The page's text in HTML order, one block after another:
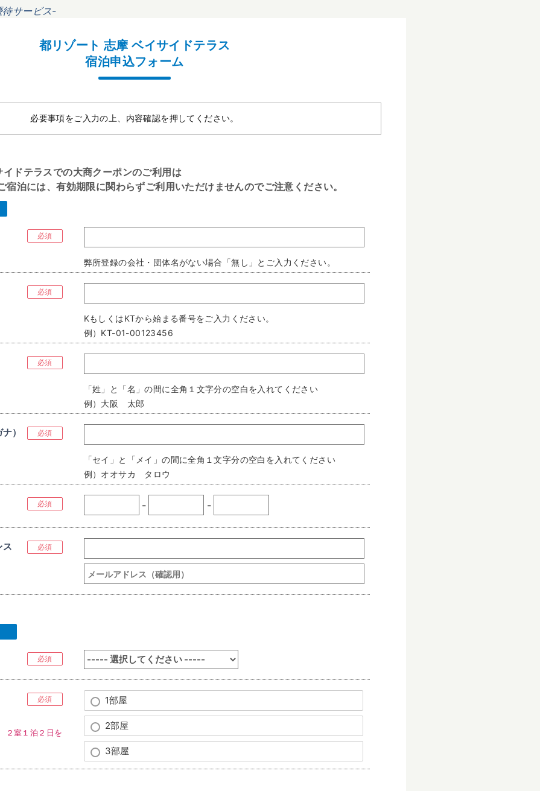
サービス-
都リゾート 志摩 ベイサイドテラス
宿泊申込フォーム
必要事項をご入力の上、内容確認を押してください。
ドテラスでの大商クーポンのご利用は
泊には、有効期限に関わらずご利用いただけませんのでご注意ください。
必須
弊所登録の会社・団体名がない場合「無し」とご入力ください。
必須
KもしくはKTから始まる番号をご入力ください。
例）KT-01-00123456
必須
「姓」と「名」の間に全角１文字分の空白を入れてください
例）大阪 太郎
） 必須
「セイ」と「メイ」の間に全角１文字分の空白を入れてください
例）オオサカ タロウ
必須 - -
ス 必須
必須
必須
２室１泊２日を
1部屋
2部屋
3部屋